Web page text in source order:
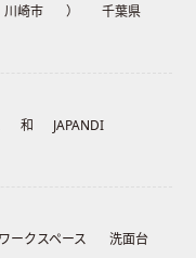
川崎市 ）
千葉県
和
JAPANDI
ワークスペース
洗面台